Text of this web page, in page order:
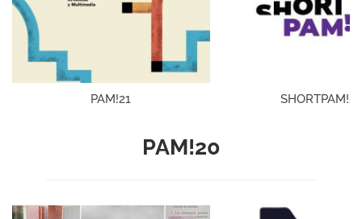
PAM!21 SHORTPAM!21
PAM!20